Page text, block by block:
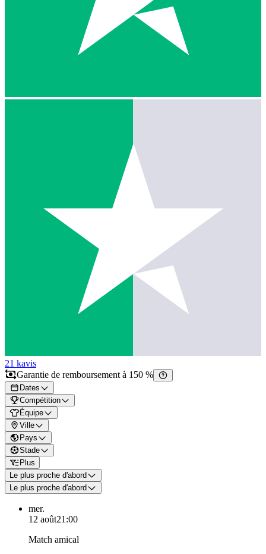
21 kavis
Garantie de remboursement à 150 %
Dates
Compétition
Équipe
Ville
Pays
Stade
Plus
Le plus proche d'abord
Le plus proche d'abord
mer.
12 août21:00
Match amical